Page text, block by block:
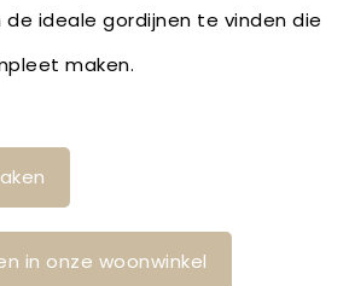
ideale gordijnen te vinden die
maken.
in onze woonwinkel